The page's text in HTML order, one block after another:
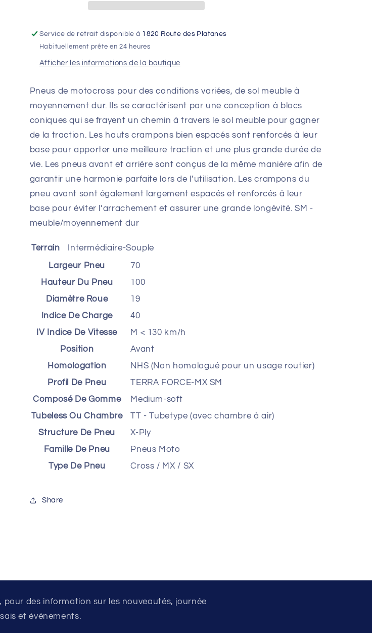
19
NHS
40M
TO
MEDIUM
RED
19
NHS
40M
TO
MEDIUM
RED
Service de retrait disponible à 1820 Route des Platanes
Habituellement prête en 24 heures
Afficher les informations de la boutique
Pneus de motocross pour des conditions variées, de sol meuble à
moyennement dur. Ils se caractérisent par une conception à blocs
coniques qui se frayent un chemin à travers le sol meuble pour gagner
de la traction. Les hauts crampons bien espacés sont renforcés à leur
base pour apporter une meilleure traction et une plus grande durée de
vie. Les pneus avant et arrière sont conçus de la même manière afin de
garantir une harmonie parfaite lors de l’utilisation. Les crampons du
pneu avant sont également largement espacés et renforcés à leur
base pour éviter l’arrachement et assurer une grande longévité. SM -
meuble/moyennement dur
Terrain
Intermédiaire-Souple
Largeur Pneu
70
Hauteur Du Pneu
100
Diamètre Roue
19
Indice De Charge
40
IV Indice De Vitesse
M < 130 km/h
Position
Avant
Homologation
NHS (Non homologué pour un usage routier)
Profil De Pneu
TERRA FORCE-MX SM
Composé De Gomme
Medium-soft
Tubeless Ou Chambre
TT - Tubetype (avec chambre à air)
Structure De Pneu
X-Ply
Famille De Pneu
Pneus Moto
Type De Pneu
Cross / MX / SX
Share
pour des information sur les nouveautés, journée
et évènements.